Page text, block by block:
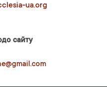
ua.org
сайту